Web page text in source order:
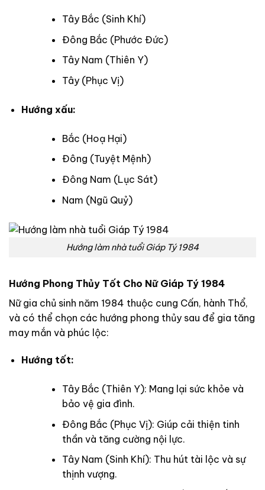
Tây Bắc (Sinh Khí)
Đông Bắc (Phước Đức)
Tây Nam (Thiên Y)
Tây (Phục Vị)
Hướng xấu:
Bắc (Hoạ Hại)
Đông (Tuyệt Mệnh)
Đông Nam (Lục Sát)
Nam (Ngũ Quỷ)
Hướng làm nhà tuổi Giáp Tý 1984
Hướng Phong Thủy Tốt Cho Nữ Giáp Tý 1984
Nữ gia chủ sinh năm 1984 thuộc cung Cấn, hành Thổ,
và có thể chọn các hướng phong thủy sau để gia tăng
may mắn và phúc lộc:
Hướng tốt:
Tây Bắc (Thiên Y): Mang lại sức khỏe và
bảo vệ gia đình.
Đông Bắc (Phục Vị): Giúp cải thiện tinh
thần và tăng cường nội lực.
Tây Nam (Sinh Khí): Thu hút tài lộc và sự
thịnh vượng.